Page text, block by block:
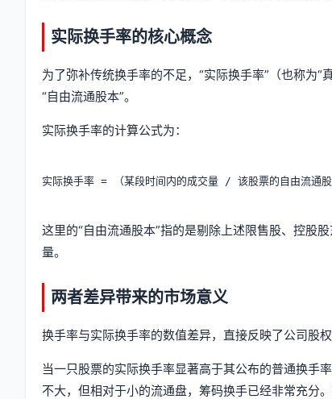
实际换手率的核心概念
为了弥补传统换手率的不足，“实际换手率”（也称为“
“自由流通股本”。
实际换手率的计算公式为：
实际换手率 = （某段时间内的成交量 / 该股票的自由流通
这里的“自由流通股本”指的是剔除上述限售股、控股
量。
两者差异带来的市场意义
换手率与实际换手率的数值差异，直接反映了公司股
当一只股票的实际换手率显著高于其公布的普通换手
不大，但相对于小的流通盘，筹码换手已经非常充分